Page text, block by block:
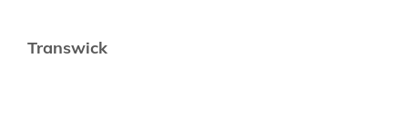
Transwick